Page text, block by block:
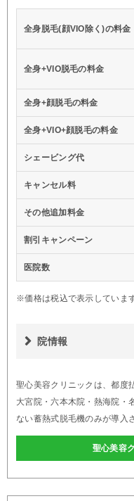
全身脱毛(顔VIO除く)の料金
全身+VIO脱毛の料金
全身+顔脱毛の料金
全身+VIO+顔脱毛の料金
シェービング代
キャンセル料
その他追加料金
割引キャンペーン
医院数
※価格は税込で表示しています
院情報
聖心美容クリニックは、都度
大宮院・六本木院・熱海院・
ない蓄熱式脱毛機のみが導入
聖心美容